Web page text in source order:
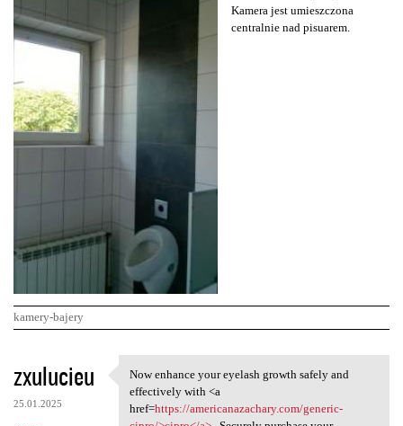
Kamera jest umieszczona
centralnie nad pisuarem.
kamery-bajery
K
o
m
zxulucieu
25.01.2025
Now enhance your eyelash
Now enhance your eyelash growth safely and
effectively with <a
href=https://americanazachary.com/generic-